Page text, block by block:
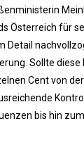
Österreich für
Sollte
Cent von
bis hin